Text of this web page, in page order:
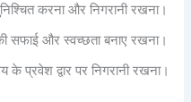
करना और निगरानी रखना।
सफाई और स्वच्छता बनाए रखना।
के प्रवेश द्वार पर निगरानी रखना।